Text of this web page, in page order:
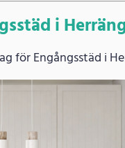
i
för Engångsstäd i